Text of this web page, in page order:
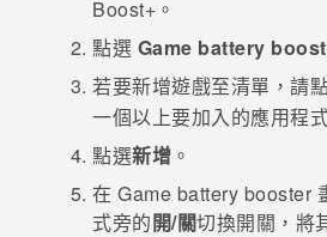
企業採購Boost+ 。
點選 Game battery
若要新增遊戲至清單，請
一個以上要加入的應用程
點選新增 。
在 Game battery booster
式旁的開/關切換開關，將